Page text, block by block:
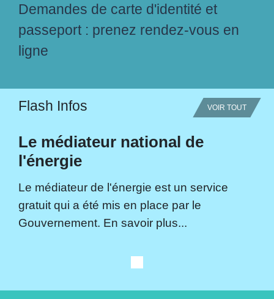
Demandes de carte d'identité et
passeport : prenez rendez-vous en
ligne
Flash Infos VOIR TOUT
Le médiateur national de
l'énergie
Le médiateur de l'énergie est un service
gratuit qui a été mis en place par le
Gouvernement. En savoir plus...